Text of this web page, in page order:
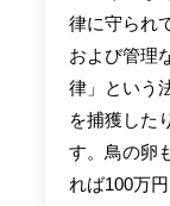
律に守られ
および管理
律」という
を捕獲した
す。鳥の卵
れば100万